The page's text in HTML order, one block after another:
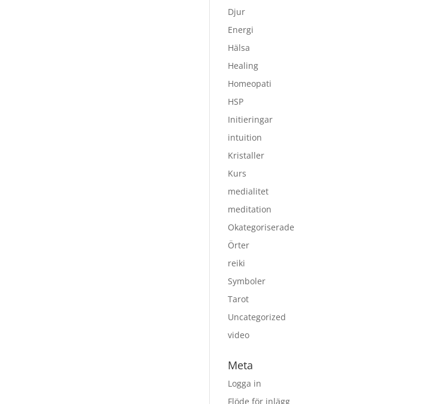
Djur
Energi
Hälsa
Healing
Homeopati
HSP
Initieringar
intuition
Kristaller
Kurs
medialitet
meditation
Okategoriserade
Örter
reiki
Symboler
Tarot
Uncategorized
video
Meta
Logga in
Flöde för inlägg